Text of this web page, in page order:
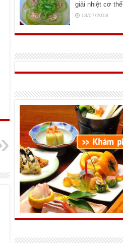
giải nhiệt cơ thể
13/07/2018